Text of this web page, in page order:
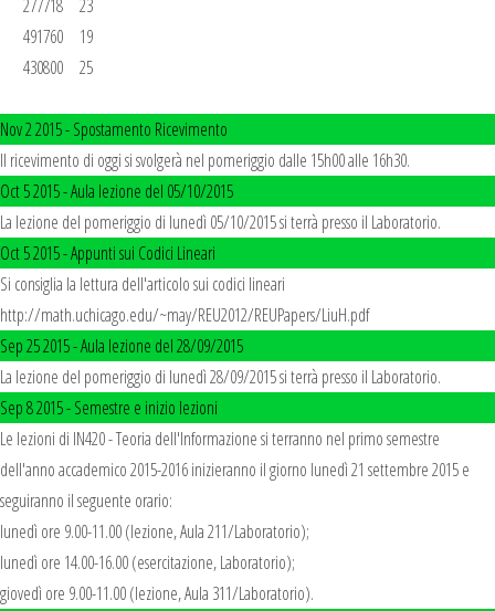
       277718	23
       491760	19
       430800	25
Nov 2 2015 -Spostamento Ricevimento
Il ricevimento di oggi si svolgerà nel pomeriggio dalle 15h00 alle 16h30.
Oct 5 2015 -Aula lezione del 05/10/2015
La lezione del pomeriggio di lunedì 05/10/2015 si terrà presso il Laboratorio.
Oct 5 2015 -Appunti sui Codici Lineari
Si consiglia la lettura dell'articolo sui codici lineari
http://math.uchicago.edu/~may/REU2012/REUPapers/LiuH.pdf
Sep 25 2015 -Aula lezione del 28/09/2015
La lezione del pomeriggio di lunedì 28/09/2015 si terrà presso il Laboratorio.
Sep 8 2015 -Semestre e inizio lezioni
Le lezioni di IN420 - Teoria dell'Informazione si terranno nel primo semestre
dell'anno accademico 2015-2016 inizieranno il giorno lunedì 21 settembre 2015 e
seguiranno il seguente orario:
lunedì ore 9.00-11.00 (lezione, Aula 211/Laboratorio);
lunedì ore 14.00-16.00 (esercitazione, Laboratorio);
giovedì ore 9.00-11.00 (lezione, Aula 311/Laboratorio).